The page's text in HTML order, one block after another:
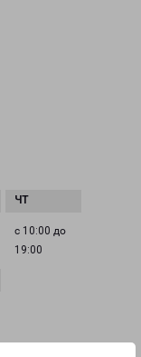
с 10:00 до
19:00